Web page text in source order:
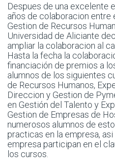
Despues de una excelente
años de colaboracion
Gestion de Recursos
Universidad de Aliciante
ampliar la colaboracion al
Hasta la fecha la
financiación de premios a
alumnos de los siguientes
de Recursos Humanos,
Direccion y Gestion de
en Gestión del Talento y
Gestion de Empresas de
numerosos alumnos de
practicas en la empresa,
empresa participan en el
los cursos.